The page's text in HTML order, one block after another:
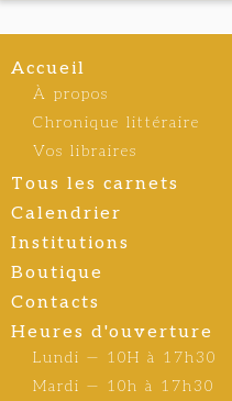
Accueil
À propos
Chronique littéraire
Vos libraires
Tous les carnets
Calendrier
Institutions
Boutique
Contacts
Heures d'ouverture
Lundi — 10H à 17h30
Mardi — 10h à 17h30